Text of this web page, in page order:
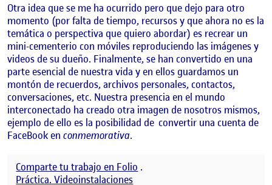
Otra idea que se me ha ocurrido pero que dejo para otro
momento (por falta de tiempo, recursos y que ahora no es la
temática o perspectiva que quiero abordar) es recrear un
mini-cementerio con móviles reproduciendo las imágenes y
videos de su dueño. Finalmente, se han convertido en una
parte esencial de nuestra vida y en ellos guardamos un
montón de recuerdos, archivos personales, contactos,
conversaciones, etc. Nuestra presencia en el mundo
interconectado ha creado otra imagen de nosotros mismos,
ejemplo de ello es la posibilidad de convertir una cuenta de
FaceBook en conmemorativa.
Comparte tu trabajo en Folio .
Práctica. Videoinstalaciones